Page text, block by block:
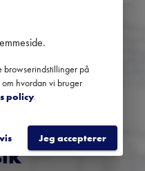
koncerter
koncerter
klassisk
.
browserindstillinger på
hvordan vi bruger
policy.
Jeg accepterer